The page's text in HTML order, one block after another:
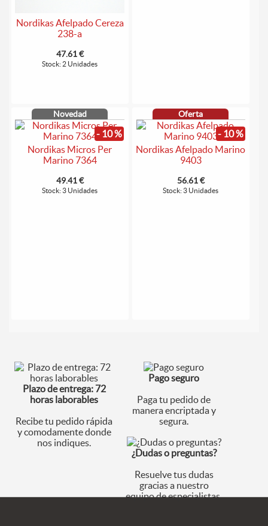
Nordikas Afelpado Cereza
238-a
47.61 €
Stock: 2 Unidades
Novedad
- 10 %
Nordikas Micros Per
Marino 7364
49.41 €
Stock: 3 Unidades
Oferta
- 10 %
Nordikas Afelpado Marino
9403
56.61 €
Stock: 3 Unidades
Plazo de entrega: 72
horas laborables
Recibe tu pedido rápida
y comodamente donde
nos indiques.
Pago seguro
Paga tu pedido de
manera encriptada y
segura.
¿Dudas o preguntas?
Resuelve tus dudas
gracias a nuestro
equipo de especialistas.